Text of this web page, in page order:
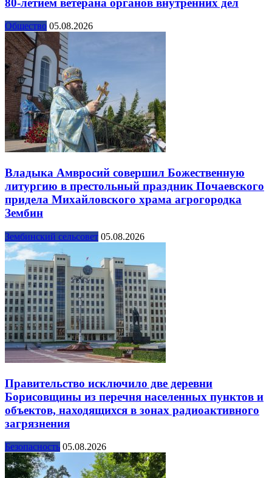
Общество 05.08.2026
Владыка Амвросий совершил Божественную
литургию в престольный праздник Почаевского
придела Михайловского храма агрогородка
Зембин
Зембинский сельсовет 05.08.2026
Правительство исключило две деревни
Борисовщины из перечня населенных пунктов и
объектов, находящихся в зонах радиоактивного
загрязнения
Безопасность 05.08.2026